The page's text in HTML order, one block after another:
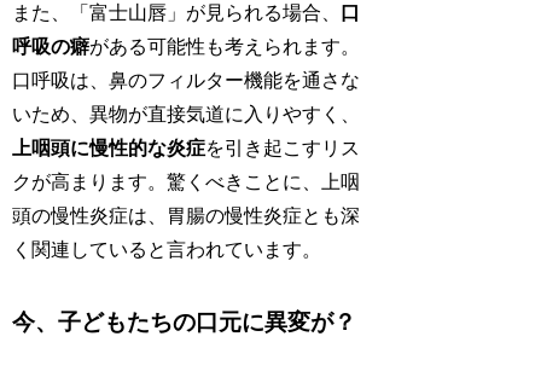
また、「富士山唇」が見られる場合、
口
呼吸の癖がある可能性も考えられます。
口呼吸は、鼻のフィルター機能を通さな
いため、異物が直接気道に入りやすく、
上咽頭に慢性的な炎症を引き起こすリス
クが高まります。驚くべきことに、上咽
頭の慢性炎症は、胃腸の慢性炎症とも深
く関連していると言われています。
今、子どもたちの口元に異変が？